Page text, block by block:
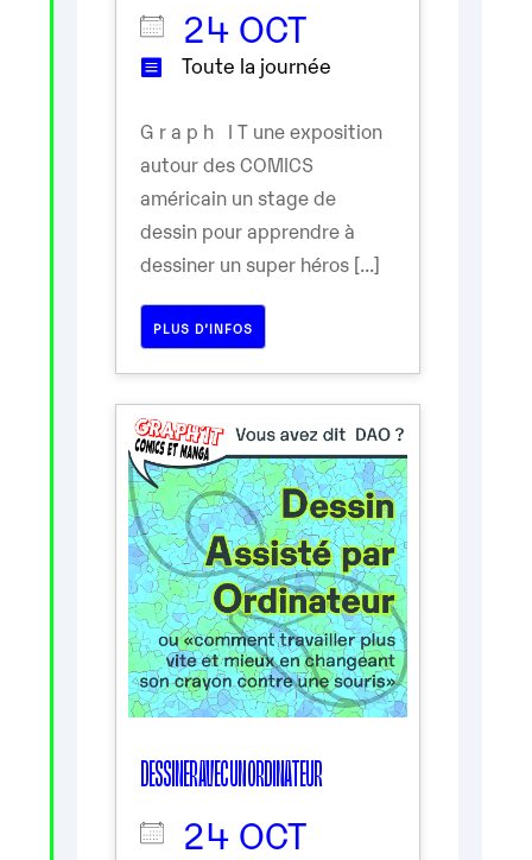
24 OCT
Toute la journée
G r a p h I T une exposition
autour des COMICS
américain un stage de
dessin pour apprendre à
dessiner un super héros [...]
PLUS D’INFOS
DESSINER AVEC UN ORDINATEUR
24 OCT